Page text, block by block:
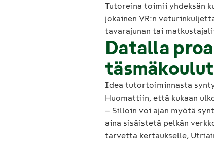
Tutoreina toimii yhdeksän
jokainen VR:n
tavarajunan tai
Datalla
Idea tutortoiminnasta
Huomattiin, että kukaan
– Silloin voi ajan myötä
aina sisäistetä pelkän
tarvetta kertaukselle,